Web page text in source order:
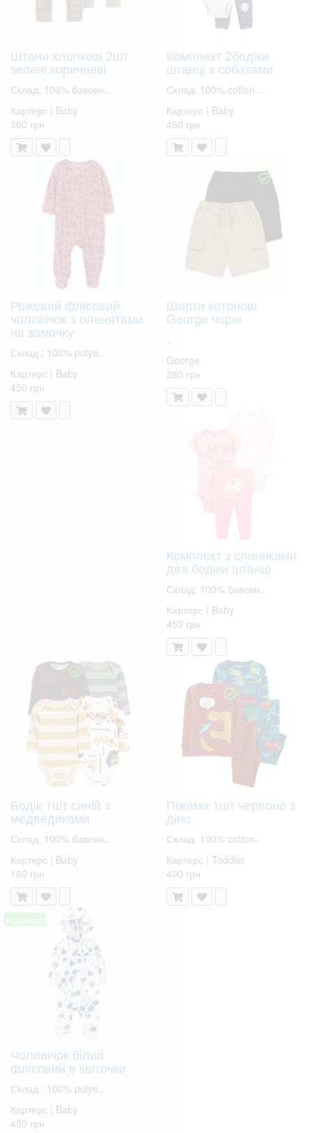
Штани хлопкові 2шт
зелені,коричневі
Склад: 100% бавовн..
Картерс | Baby
360 грн
Комплект 2бодіки
штанці з собаками
Склад: 100% cotton ..
Картерс | Baby
460 грн
Рожевий флісовий
чоловічок з оленятами
на замочку
Склад : 100% polye..
Картерс | Baby
450 грн
Шорти котонові
George чорні
George
280 грн
Комплект з слониками
два бодіки штанці
Склад: 100% бавовн..
Картерс | Baby
450 грн
Бодік 1шт синій з
медведиками
Склад: 100% бавовн..
Картерс | Baby
160 грн
Піжама 1шт червона з
діно
Склад: 100% cotton..
Картерс | Toddler
400 грн
новинка!
Чоловічок білий
флісовий в квіточки
Склад : 100% polye..
Картерс | Baby
450 грн